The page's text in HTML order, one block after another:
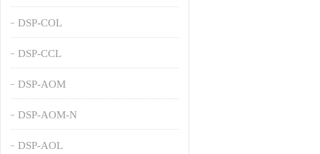
DSP-COL
DSP-CCL
DSP-AOM
DSP-AOM-N
DSP-AOL